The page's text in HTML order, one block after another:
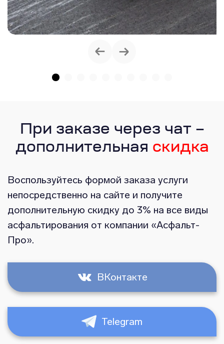
При заказе через чат –
дополнительная скидка
Воспользуйтесь формой заказа услуги
непосредственно на сайте и получите
дополнительную скидку до 3% на все виды
асфальтирования от компании «Асфальт-
Про».
ВКонтакте
Telegram